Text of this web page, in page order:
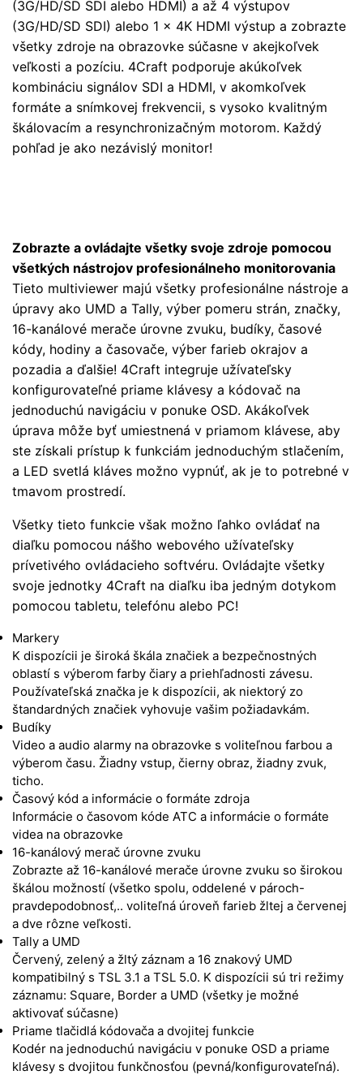
(3G/HD/SD SDI alebo HDMI) a až 4 výstupov
(3G/HD/SD SDI) alebo 1 x 4K HDMI výstup a zobrazte
všetky zdroje na obrazovke súčasne v akejkoľvek
veľkosti a pozíciu. 4Craft podporuje akúkoľvek
kombináciu signálov SDI a HDMI, v akomkoľvek
formáte a snímkovej frekvencii, s vysoko kvalitným
škálovacím a resynchronizačným motorom. Každý
pohľad je ako nezávislý monitor!
Zobrazte a ovládajte všetky svoje zdroje pomocou
všetkých nástrojov profesionálneho monitorovania
Tieto multiviewer majú všetky profesionálne nástroje a
úpravy ako UMD a Tally, výber pomeru strán, značky,
16-kanálové merače úrovne zvuku, budíky, časové
kódy, hodiny a časovače, výber farieb okrajov a
pozadia a ďalšie! 4Craft integruje užívateľsky
konfigurovateľné priame klávesy a kódovač na
jednoduchú navigáciu v ponuke OSD. Akákoľvek
úprava môže byť umiestnená v priamom klávese, aby
ste získali prístup k funkciám jednoduchým stlačením,
a LED svetlá kláves možno vypnúť, ak je to potrebné v
tmavom prostredí.
Všetky tieto funkcie však možno ľahko ovládať na
diaľku pomocou nášho webového užívateľsky
prívetivého ovládacieho softvéru. Ovládajte všetky
svoje jednotky 4Craft na diaľku iba jedným dotykom
pomocou tabletu, telefónu alebo PC!
Markery
K dispozícii je široká škála značiek a bezpečnostných
oblastí s výberom farby čiary a priehľadnosti závesu.
Používateľská značka je k dispozícii, ak niektorý zo
štandardných značiek vyhovuje vašim požiadavkám.
Budíky
Video a audio alarmy na obrazovke s voliteľnou farbou a
výberom času. Žiadny vstup, čierny obraz, žiadny zvuk,
ticho.
Časový kód a informácie o formáte zdroja
Informácie o časovom kóde ATC a informácie o formáte
videa na obrazovke
16-kanálový merač úrovne zvuku
Zobrazte až 16-kanálové merače úrovne zvuku so širokou
škálou možností (všetko spolu, oddelené v pároch-
pravdepodobnosť,.. voliteľná úroveň farieb žltej a červenej
a dve rôzne veľkosti.
Tally a UMD
Červený, zelený a žltý záznam a 16 znakový UMD
kompatibilný s TSL 3.1 a TSL 5.0. K dispozícii sú tri režimy
záznamu: Square, Border a UMD (všetky je možné
aktivovať súčasne)
Priame tlačidlá kódovača a dvojitej funkcie
Kodér na jednoduchú navigáciu v ponuke OSD a priame
klávesy s dvojitou funkčnosťou (pevná/konfigurovateľná).